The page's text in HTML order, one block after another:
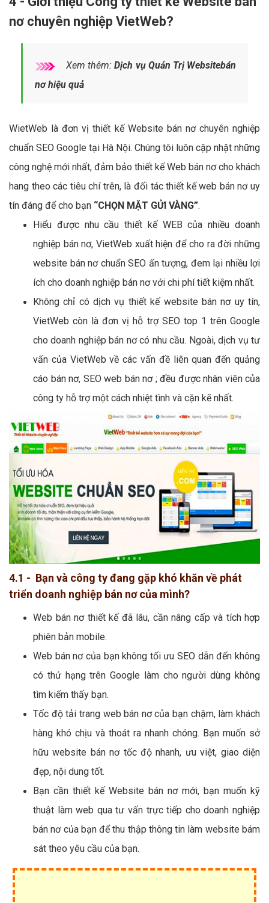
nơ chuyên nghiệp VietWeb?
Xem thêm:Dịch vụ Quản Trị Websitebán
nơ hiệu quả
WietWeb là đơn vị thiết kế Website bán nơ chuyên nghiệp
chuẩn SEO Google tại Hà Nội. Chúng tôi luôn cập nhật những
công nghệ mới nhất, đảm bảo thiết kế Web bán nơ cho khách
hang theo các tiêu chí trên, là đối tác thiết kế web bán nơ uy
tín đáng để cho bạn “CHỌN MẶT GỬI VÀNG”.
Hiểu được nhu cầu thiết kế WEB của nhiều doanh
nghiệp bán nơ, VietWeb xuất hiện để cho ra đời những
website bán nơ chuẩn SEO ấn tượng, đem lại nhiều lợi
ích cho doanh nghiệp bán nơ với chi phí tiết kiệm nhất.
Không chỉ có dịch vụ thiết kế website bán nơ uy tín,
VietWeb còn là đơn vị hỗ trợ SEO top 1 trên Google
cho doanh nghiệp bán nơ có nhu cầu. Ngoài, dịch vụ tư
vấn của VietWeb về các vấn đề liên quan đến quảng
cáo bán nơ, SEO web bán nơ ; đều được nhân viên của
công ty hỗ trợ một cách nhiệt tình và cặn kẽ nhất.
4.1 - Bạn và công ty đang gặp khó khăn về phát
triển doanh nghiệp bán nơ của mình?
Web bán nơ thiết kế đã lâu, cần nâng cấp và tích hợp
phiên bản mobile.
Web bán nơ của bạn không tối ưu SEO dẫn đến không
có thứ hạng trên Google làm cho người dùng không
tìm kiếm thấy bạn.
Tốc độ tải trang web bán nơ của bạn chậm, làm khách
hàng khó chịu và thoát ra nhanh chóng. Bạn muốn sở
hữu website bán nơ tốc độ nhanh, ưu việt, giao diện
đẹp, nội dung tốt.
Bạn cần thiết kế Website bán nơ mới, bạn muốn kỹ
thuật làm web qua tư vấn trực tiếp cho doanh nghiệp
bán nơ của bạn để thu thập thông tin làm website bám
sát theo yêu cầu của bạn.